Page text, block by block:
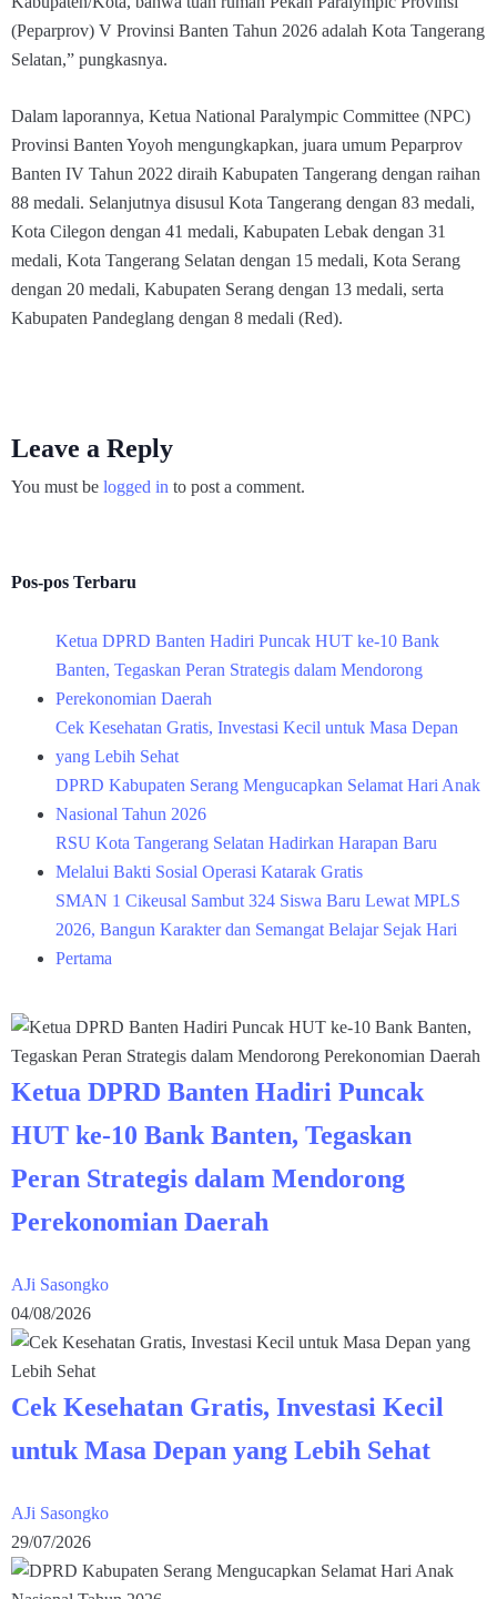
(Peparprov) V Provinsi Banten Tahun 2026 adalah Kota Tangerang
Selatan,” pungkasnya.
Dalam laporannya, Ketua National Paralympic Committee (NPC)
Provinsi Banten Yoyoh mengungkapkan, juara umum Peparprov
Banten IV Tahun 2022 diraih Kabupaten Tangerang dengan raihan
88 medali. Selanjutnya disusul Kota Tangerang dengan 83 medali,
Kota Cilegon dengan 41 medali, Kabupaten Lebak dengan 31
medali, Kota Tangerang Selatan dengan 15 medali, Kota Serang
dengan 20 medali, Kabupaten Serang dengan 13 medali, serta
Kabupaten Pandeglang dengan 8 medali (Red).
Leave a Reply
You must be logged in to post a comment.
Pos-pos Terbaru
Ketua DPRD Banten Hadiri Puncak HUT ke-10 Bank
Banten, Tegaskan Peran Strategis dalam Mendorong
Perekonomian Daerah
Cek Kesehatan Gratis, Investasi Kecil untuk Masa Depan
yang Lebih Sehat
DPRD Kabupaten Serang Mengucapkan Selamat Hari Anak
Nasional Tahun 2026
RSU Kota Tangerang Selatan Hadirkan Harapan Baru
Melalui Bakti Sosial Operasi Katarak Gratis
SMAN 1 Cikeusal Sambut 324 Siswa Baru Lewat MPLS
2026, Bangun Karakter dan Semangat Belajar Sejak Hari
Pertama
Ketua DPRD Banten Hadiri Puncak
HUT ke-10 Bank Banten, Tegaskan
Peran Strategis dalam Mendorong
Perekonomian Daerah
AJi Sasongko
04/08/2026
Cek Kesehatan Gratis, Investasi Kecil
untuk Masa Depan yang Lebih Sehat
AJi Sasongko
29/07/2026